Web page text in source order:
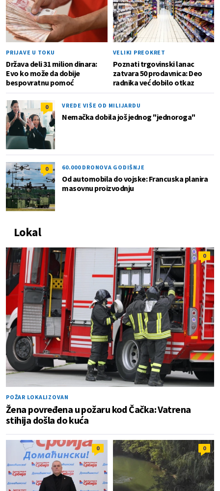
PRIJAVE U TOKU
Država deli 31 milion dinara:
Evo ko može da dobije
bespovratnu pomoć
VELIKI PREOKRET
Poznati trgovinski lanac
zatvara 50 prodavnica: Deo
radnika već dobilo otkaz
0 VREDE VIŠE OD MILIJARDU
Nemačka dobila još jednog "jednoroga"
0 60.000 DRONOVA GODIŠNJE
Od automobila do vojske: Francuska planira
masovnu proizvodnju
Lokal
0
POŽAR LOKALIZOVAN
Žena povređena u požaru kod Čačka: Vatrena
stihija došla do kuća
0 0